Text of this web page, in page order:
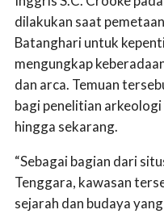
dilakukan saat
Batanghari untuk
mengungkap
dan arca. Temuan
bagi penelitian
hingga sekarang.
“Sebagai bagian dari
Tenggara, kawasan
sejarah dan budaya